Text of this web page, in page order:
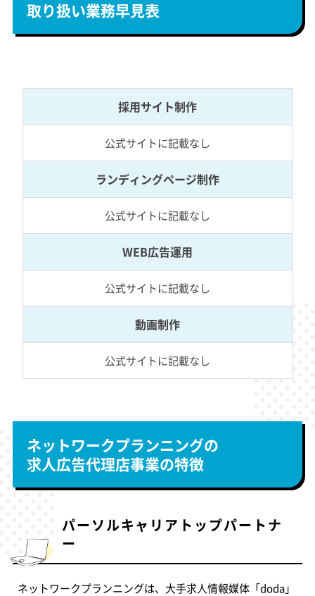
取り扱い業務早見表
採用サイト制作
公式サイトに記載なし
ランディングページ制作
公式サイトに記載なし
WEB広告運用
公式サイトに記載なし
動画制作
公式サイトに記載なし
ネットワークプランニングの
求人広告代理店事業の特徴
パーソルキャリアトップパートナ
ー
ネットワークプランニングは、大手求人情報媒体「doda」